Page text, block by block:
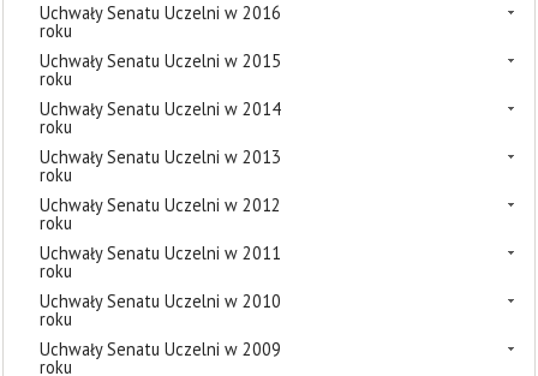
Uchwały Senatu Uczelni w 2016
roku
Uchwały Senatu Uczelni w 2015
roku
Uchwały Senatu Uczelni w 2014
roku
Uchwały Senatu Uczelni w 2013
roku
Uchwały Senatu Uczelni w 2012
roku
Uchwały Senatu Uczelni w 2011
roku
Uchwały Senatu Uczelni w 2010
roku
Uchwały Senatu Uczelni w 2009
roku